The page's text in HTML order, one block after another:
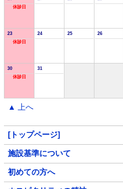
休診日
23
休診日
24 25 26
30
休診日
31
▲ 上へ
[トップページ]
施設基準について
初めての方へ